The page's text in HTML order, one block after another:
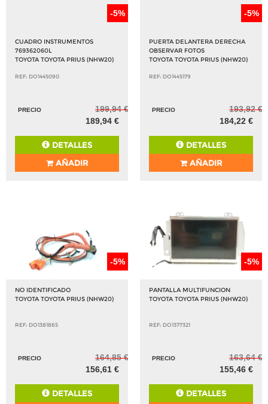
-5%
CUADRO INSTRUMENTOS
769362060L
TOYOTA TOYOTA PRIUS (NHW20)
REF: DO1445090
PRECIO
199,94 €
189,94 €
DETALLES
AÑADIR
-5%
PUERTA DELANTERA DERECHA
OBSERVAR FOTOS
TOYOTA TOYOTA PRIUS (NHW20)
REF: DO1445179
PRECIO
193,92 €
184,22 €
DETALLES
AÑADIR
-5%
NO IDENTIFICADO
TOYOTA TOYOTA PRIUS (NHW20)
REF: DO1381865
PRECIO
164,85 €
156,61 €
DETALLES
-5%
PANTALLA MULTIFUNCION
TOYOTA TOYOTA PRIUS (NHW20)
REF: DO1377321
PRECIO
163,64 €
155,46 €
DETALLES